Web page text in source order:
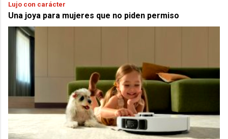
Lujo con carácter
Una joya para mujeres que no piden permiso